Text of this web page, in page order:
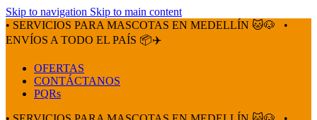
Skip to navigation Skip to main content
• SERVICIOS PARA MASCOTAS EN MEDELLÍN 🐱🐶
•
ENVÍOS A TODO EL PAÍS 📦✈️
OFERTAS
CONTÁCTANOS
PQRs